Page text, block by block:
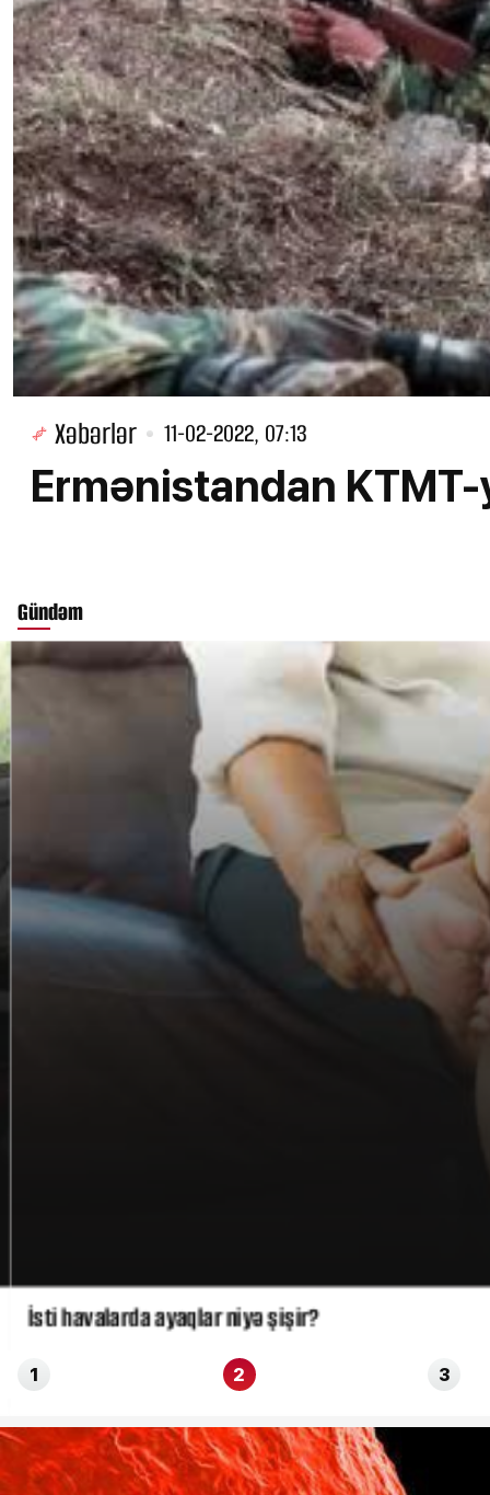
Xəbərlər 11-02-2022, 07:13
Gündəm
İsti havalarda ayaqlar niyə şişir?
1 2 3